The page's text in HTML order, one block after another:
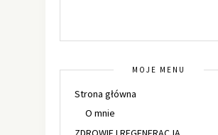
MOJE MENU
Strona główna
O mnie